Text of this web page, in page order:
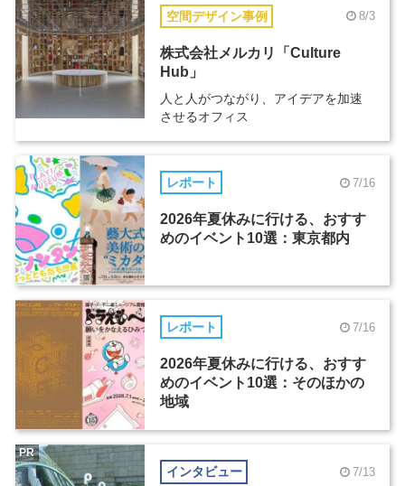
空間デザイン事例 8/3
株式会社メルカリ「Culture
Hub」
人と人がつながり、アイデアを加速
させるオフィス
レポート 7/16
2026年夏休みに行ける、おすす
めのイベント10選：東京都内
レポート 7/16
2026年夏休みに行ける、おすす
めのイベント10選：そのほかの
地域
インタビュー 7/13
PR